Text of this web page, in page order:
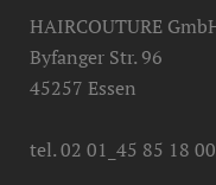
HAIRCOUTURE
Byfanger Str. 96
45257 Essen
tel. 02 01_45 85 18 00